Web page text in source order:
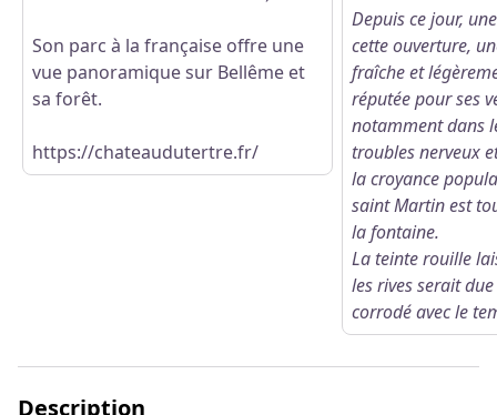
Son parc à la française offre une
vue panoramique sur Bellême et
sa forêt.
https://chateaudutertre.fr/
Depuis ce jour,
cette ouverture,
fraîche et
réputée pour ses
notamment dans
troubles nerveux
la croyance
saint Martin est
la fontaine.
La teinte rouille
les rives serait
corrodé avec le
Description